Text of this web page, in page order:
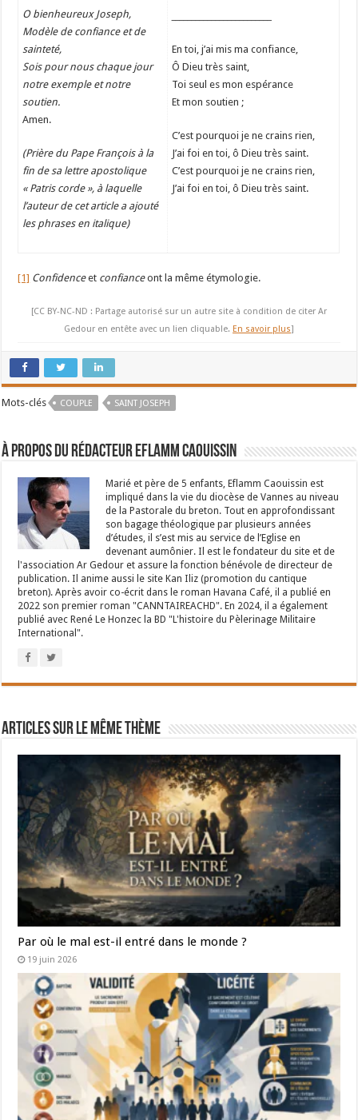
O bienheureux Joseph,
Modèle de confiance et de
sainteté,
Sois pour nous chaque jour
notre exemple et notre
soutien.
Amen.
(Prière du Pape François à la
fin de sa lettre apostolique
« Patris corde », à laquelle
l’auteur de cet article a ajouté
les phrases en italique)
En toi, j’ai mis ma confiance,
Ô Dieu très saint,
Toi seul es mon espérance
Et mon soutien ;
C’est pourquoi je ne crains rien,
J’ai foi en toi, ô Dieu très saint.
C’est pourquoi je ne crains rien,
J’ai foi en toi, ô Dieu très saint.
[1] Confidenceet confianceont la même étymologie.
[CC BY-NC-ND : Partage autorisé sur un autre site à condition de citer Ar
Gedour en entête avec un lien cliquable. En savoir plus]
Mots-clés COUPLE SAINT JOSEPH
À propos du rédacteur Eflamm Caouissin
Marié et père de 5 enfants, Eflamm Caouissin est
impliqué dans la vie du diocèse de Vannes au niveau
de la Pastorale du breton. Tout en approfondissant
son bagage théologique par plusieurs années
d’études, il s’est mis au service de l’Eglise en
devenant aumônier. Il est le fondateur du site et de
l'association Ar Gedour et assure la fonction bénévole de directeur de
publication. Il anime aussi le site Kan Iliz (promotion du cantique
breton). Après avoir co-écrit dans le roman Havana Café, il a publié en
2022 son premier roman "CANNTAIREACHD". En 2024, il a également
publié avec René Le Honzec la BD "L'histoire du Pèlerinage Militaire
International".
Articles sur le même thème
Par où le mal est-il entré dans le monde ?
19 juin 2026